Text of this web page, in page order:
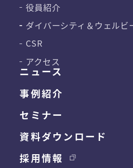
ニュース
事例紹介
セミナー
資料ダウンロード
採用情報
役員紹介
ダイバーシティ＆ ウェルビ
CSR
アクセス